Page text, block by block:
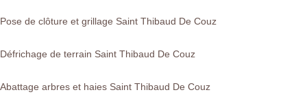
Pose de clôture et grillage Saint Thibaud De Couz
Défrichage de terrain Saint Thibaud De Couz
Abattage arbres et haies Saint Thibaud De Couz